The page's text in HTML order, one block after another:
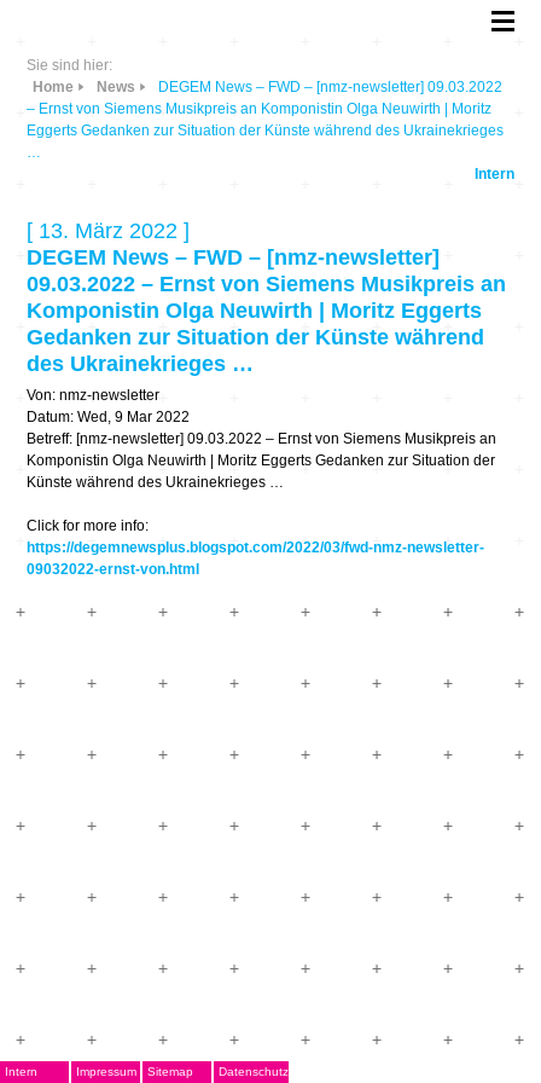
Sie sind hier:
Home
News
DEGEM News – FWD – [nmz-newsletter] 09.03.2022
– Ernst von Siemens Musikpreis an Komponistin Olga Neuwirth | Moritz
Eggerts Gedanken zur Situation der Künste während des Ukrainekrieges
…
Intern
[ 13. März 2022 ]
DEGEM News – FWD – [nmz-newsletter]
09.03.2022 – Ernst von Siemens Musikpreis an
Komponistin Olga Neuwirth | Moritz Eggerts
Gedanken zur Situation der Künste während
des Ukrainekrieges …
Von: nmz-newsletter
Datum: Wed, 9 Mar 2022
Betreff: [nmz-newsletter] 09.03.2022 – Ernst von Siemens Musikpreis an
Komponistin Olga Neuwirth | Moritz Eggerts Gedanken zur Situation der
Künste während des Ukrainekrieges …
Click for more info:
https://degemnewsplus.blogspot.com/2022/03/fwd-nmz-newsletter-
09032022-ernst-von.html
Intern Impressum Sitemap Datenschutz